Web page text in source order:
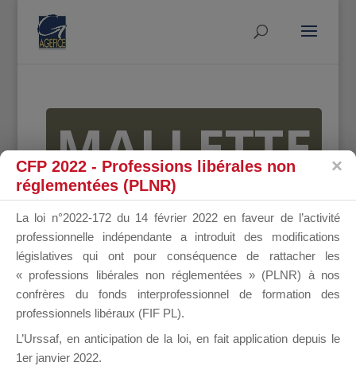
MALLETTE
DU
DIRIGEANT
CFP 2022 - Professions libérales non
réglementées (PLNR)
La loi n°2022-172 du 14 février 2022 en faveur de l’activité
professionnelle indépendante a introduit des modifications
législatives qui ont pour conséquence de rattacher les
« professions libérales non réglementées » (PLNR) à nos
confrères du fonds interprofessionnel de formation des
professionnels libéraux (FIF PL).
L’Urssaf, en anticipation de la loi, en fait application depuis le
1er janvier 2022.